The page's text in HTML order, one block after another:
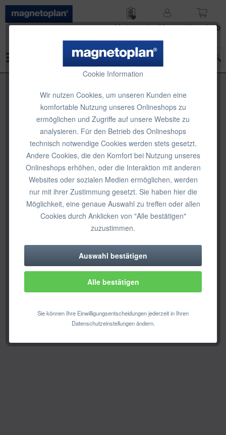
Merk­zettel
Mein
Waren­korb
Cookie Information
Wir nutzen Cookies, um unseren Kunden eine
komfortable Nutzung unseres Onlineshops zu
ermöglichen und Zugriffe auf unsere Website zu
analysieren. Für den Betrieb des Onlineshops
technisch notwendige Cookies werden stets gesetzt.
Andere Cookies, die den Komfort bei Nutzung unseres
Onlineshops erhöhen, oder die Interaktion mit anderen
Websites oder sozialen Medien ermöglichen, werden
nur mit ihrer Zustimmung gesetzt. Sie haben hier die
Möglichkeit, eine genaue Auswahl zu treffen oder allen
Cookies durch Anklicken von "Alle bestätigen"
zuzustimmen.
Technisch erforderlich
Komfortfunktionen
Auswahl bestätigen
Alle bestätigen
Sie können Ihre Einwilligungsentscheidungen jederzeit in Ihren
Datenschutzeinstellungen ändern.